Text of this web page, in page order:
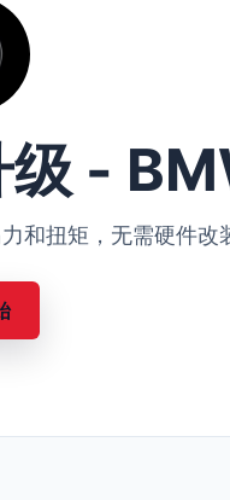
级 -
和扭矩，无需硬件改